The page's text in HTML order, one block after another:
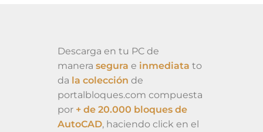
Descarga en tu PC de
manera segura e inmediata to
da la colección de
portalbloques.com compuesta
por + de 20.000 bloques de
AutoCAD, haciendo click en el